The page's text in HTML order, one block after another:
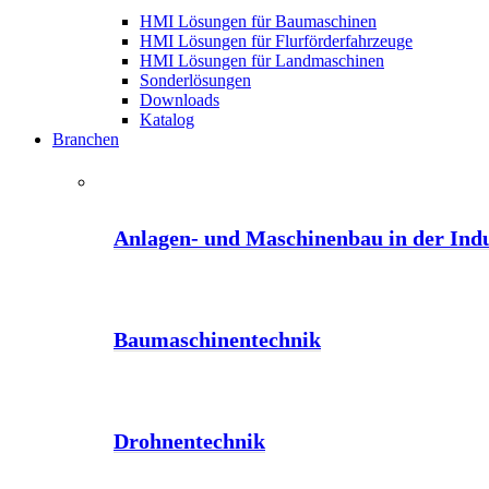
HMI Lösungen für Baumaschinen
HMI Lösungen für Flurförderfahrzeuge
HMI Lösungen für Landmaschinen
Sonderlösungen
Downloads
Katalog
Branchen
Anlagen- und Maschinenbau in der
Baumaschinentechnik
Drohnentechnik